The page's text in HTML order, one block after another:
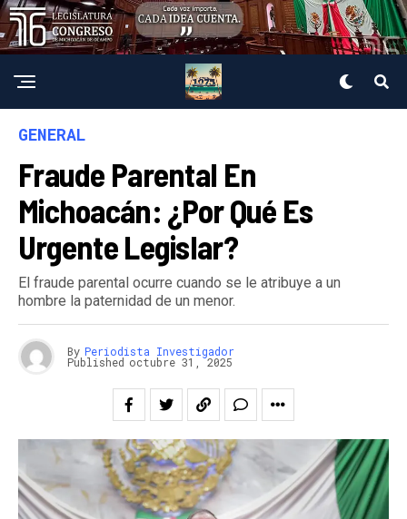
GENERAL
Fraude Parental En
Michoacán: ¿Por Qué Es
Urgente Legislar?
El fraude parental ocurre cuando se le atribuye a un
hombre la paternidad de un menor.
By Periodista Investigador
Published octubre 31, 2025